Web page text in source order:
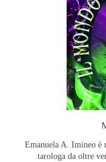
Emanuela A. Imineo è
tarologa da oltre